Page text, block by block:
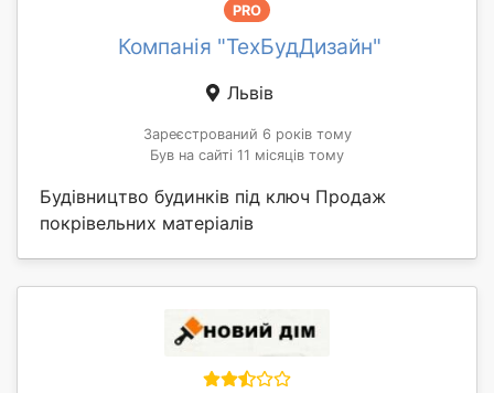
PRO
Компанія "ТехБудДизайн"
Львів
Зареєстрований 6 років тому
Був на сайті 11 місяців тому
Будівництво будинків під ключ Продаж
покрівельних матеріалів